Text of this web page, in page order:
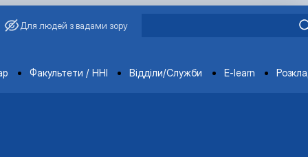
Для людей з вадами зору
Факультети / ННІ Відділи/Служби E-learn